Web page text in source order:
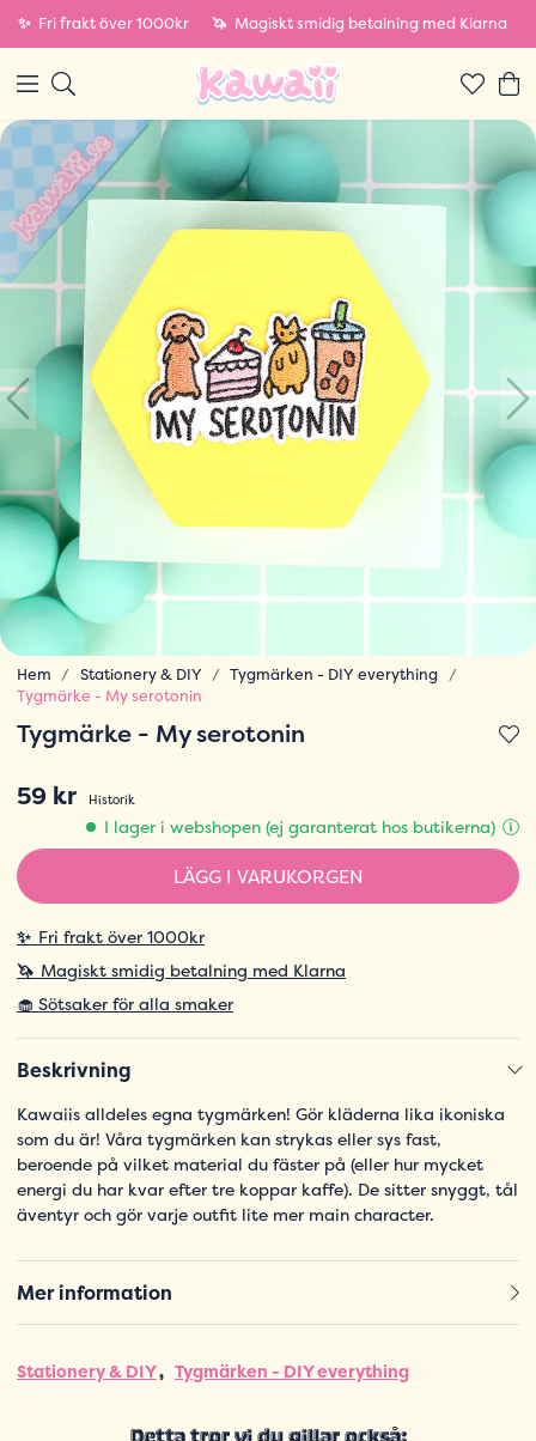
✨ Fri frakt över 1000kr 🦄 Magiskt smidig betalning med Klarna
Hem Stationery & DIY
Tygmärken - DIY everything
Tygmärke - My serotonin
Tygmärke - My serotonin
59 kr
Historik
I lager i webshopen (ej garanterat hos butikerna)
LÄGG I VARUKORGEN
✨ Fri frakt över 1000kr
🦄 Magiskt smidig betalning med Klarna
🧁 Sötsaker för alla smaker
Beskrivning
Kawaiis alldeles egna tygmärken! Gör kläderna lika ikoniska
som du är! Våra tygmärken kan strykas eller sys fast,
beroende på vilket material du fäster på (eller hur mycket
energi du har kvar efter tre koppar kaffe). De sitter snyggt, tål
äventyr och gör varje outfit lite mer main character.
Mer information
Stationery & DIY Tygmärken - DIY everything